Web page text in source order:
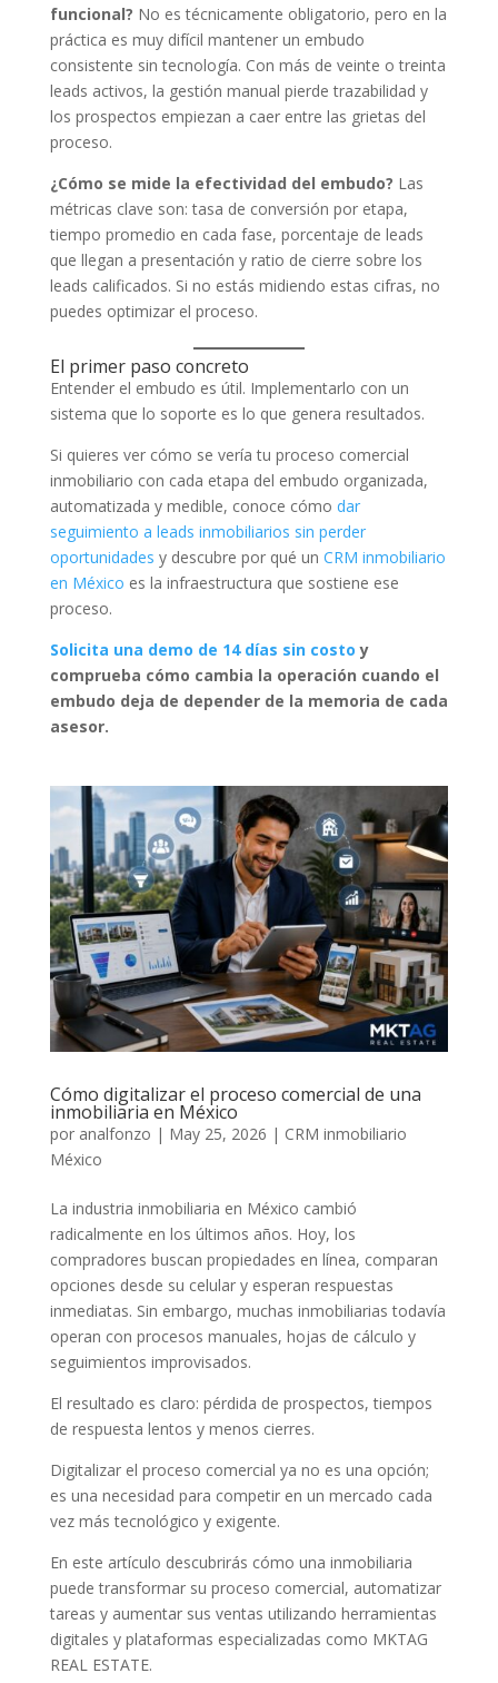
funcional? No es técnicamente obligatorio, pero en la
práctica es muy difícil mantener un embudo
consistente sin tecnología. Con más de veinte o treinta
leads activos, la gestión manual pierde trazabilidad y
los prospectos empiezan a caer entre las grietas del
proceso.
¿Cómo se mide la efectividad del embudo? Las
métricas clave son: tasa de conversión por etapa,
tiempo promedio en cada fase, porcentaje de leads
que llegan a presentación y ratio de cierre sobre los
leads calificados. Si no estás midiendo estas cifras, no
puedes optimizar el proceso.
El primer paso concreto
Entender el embudo es útil. Implementarlo con un
sistema que lo soporte es lo que genera resultados.
Si quieres ver cómo se vería tu proceso comercial
inmobiliario con cada etapa del embudo organizada,
automatizada y medible, conoce cómo dar
seguimiento a leads inmobiliarios sin perder
oportunidades y descubre por qué un CRM inmobiliario
en México es la infraestructura que sostiene ese
proceso.
Solicita una demo de 14 días sin costo y
comprueba cómo cambia la operación cuando el
embudo deja de depender de la memoria de cada
asesor.
Cómo digitalizar el proceso comercial de una
inmobiliaria en México
por analfonzo | May 25, 2026 | CRM inmobiliario
México
La industria inmobiliaria en México cambió
radicalmente en los últimos años. Hoy, los
compradores buscan propiedades en línea, comparan
opciones desde su celular y esperan respuestas
inmediatas. Sin embargo, muchas inmobiliarias todavía
operan con procesos manuales, hojas de cálculo y
seguimientos improvisados.
El resultado es claro: pérdida de prospectos, tiempos
de respuesta lentos y menos cierres.
Digitalizar el proceso comercial ya no es una opción;
es una necesidad para competir en un mercado cada
vez más tecnológico y exigente.
En este artículo descubrirás cómo una inmobiliaria
puede transformar su proceso comercial, automatizar
tareas y aumentar sus ventas utilizando herramientas
digitales y plataformas especializadas como MKTAG
REAL ESTATE.